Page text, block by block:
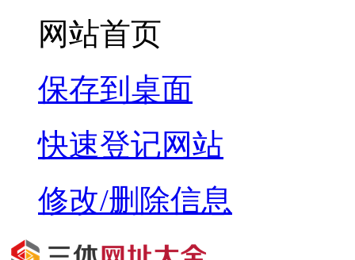
网站首页
保存到桌面
快速登记网站
修改/删除信息